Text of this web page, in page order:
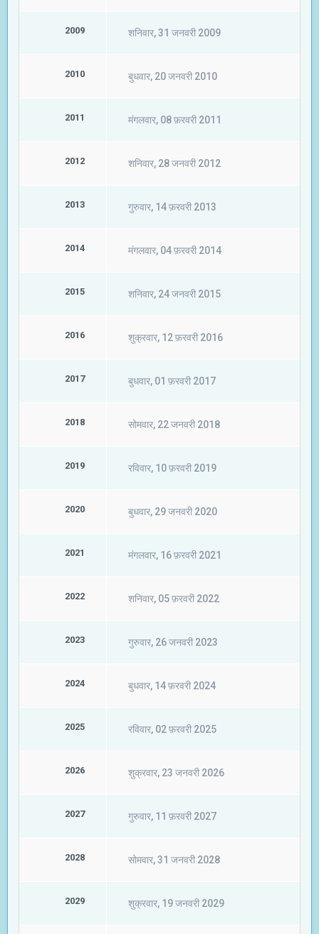
2009 शनिवार, 31 जनवरी 2009
2010 बुधवार, 20 जनवरी 2010
2011 मंगलवार, 08 फ़रवरी 2011
2012 शनिवार, 28 जनवरी 2012
2013 गुरुवार, 14 फ़रवरी 2013
2014 मंगलवार, 04 फ़रवरी 2014
2015 शनिवार, 24 जनवरी 2015
2016 शुक्रवार, 12 फ़रवरी 2016
2017 बुधवार, 01 फ़रवरी 2017
2018 सोमवार, 22 जनवरी 2018
2019 रविवार, 10 फ़रवरी 2019
2020 बुधवार, 29 जनवरी 2020
2021 मंगलवार, 16 फ़रवरी 2021
2022 शनिवार, 05 फ़रवरी 2022
2023 गुरुवार, 26 जनवरी 2023
2024 बुधवार, 14 फ़रवरी 2024
2025 रविवार, 02 फ़रवरी 2025
2026 शुक्रवार, 23 जनवरी 2026
2027 गुरुवार, 11 फ़रवरी 2027
2028 सोमवार, 31 जनवरी 2028
2029 शुक्रवार, 19 जनवरी 2029